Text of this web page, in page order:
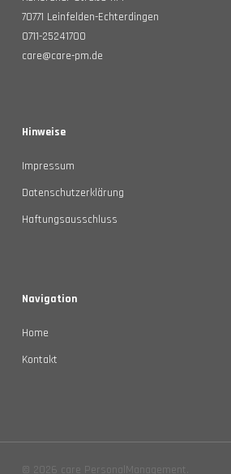
70771 Leinfelden-Echterdingen
0711-25241700
care@care-pm.de
Hinweise
Impressum
Datenschutzerklärung
Haftungsausschluss
Navigation
Home
Kontakt
© 2026 care PersonalManagement.